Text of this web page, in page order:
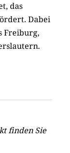
das
Dabei
Freiburg,
finden Sie